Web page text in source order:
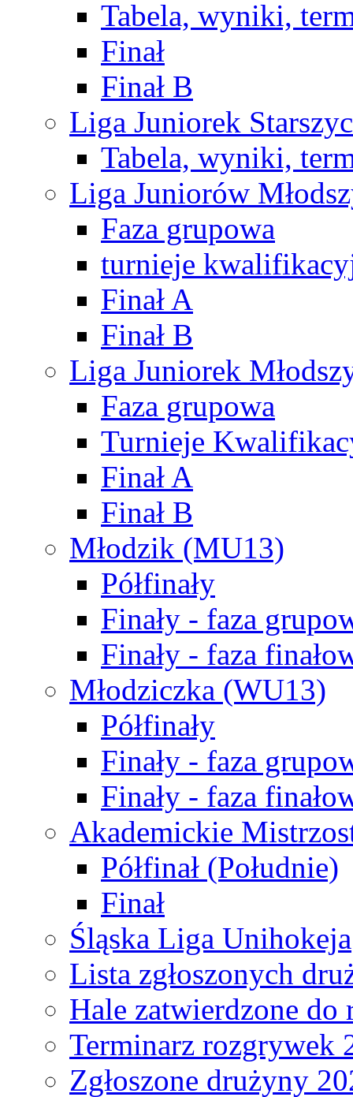
Tabela, wyniki,
Finał
Finał B
Liga Juniorek
Tabela, wyniki,
Liga Juniorów
Faza grupowa
turnieje
Finał A
Finał B
Liga Juniorek
Faza grupowa
Turnieje
Finał A
Finał B
Młodzik (MU13)
Półfinały
Finały - faza
Finały - faza
Młodziczka (WU13)
Półfinały
Finały - faza
Finały - faza
Akademickie
Półfinał (Południe)
Finał
Śląska Liga Unihokeja
Lista zgłoszonych
Hale zatwierdzone do
Terminarz rozgrywek
Zgłoszone drużyny